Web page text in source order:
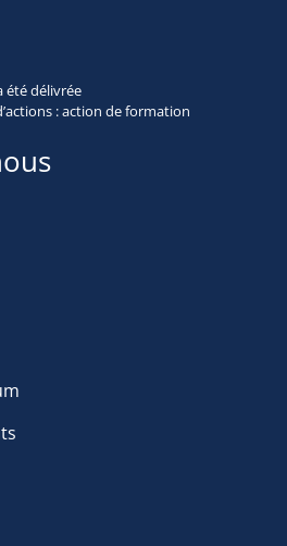
été délivrée
: action de formation